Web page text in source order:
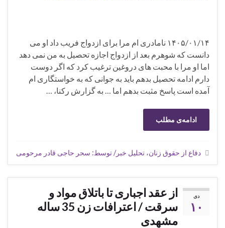
۱۴۰۵/۰۱/۱۴ نامادری ام مرا برای ازدواج فریب داد او می
دانست که شوهرم بعد از ازدواج اجازه تحصیل به من نمی دهد
اما او مرا با محبت های دروغین ترغیب کرد که اگر دوست
دارم ادامه تحصیل بدهم باید به جوانی که به خواستگاری ام
آمده است پاسخ مثبت بدهم اما … به گزارش رکنا، …
ادامه‌ی مطلب
دفاع از حقوق زنان، تحلیل خبر/ توسط: سحر حاجی قادر مرحومی
دی
۱۰
از عقد اجباری تا باتلاق مواد و
سرقت / اعترافات زن 35 ساله
مشهدی